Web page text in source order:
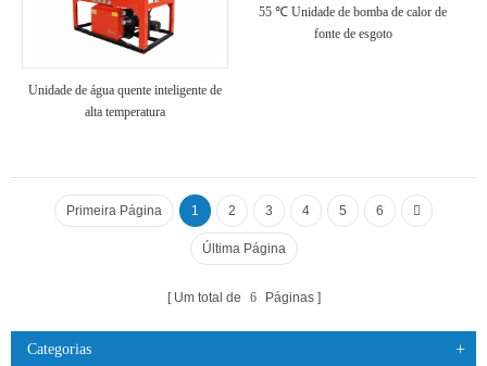
Unidade de água quente inteligente de
alta temperatura
55 ℃ Unidade de bomba de calor de
fonte de esgoto
Primeira Página 1 2 3 4 5 6
Última Página
Um total de 6 Páginas
Categorias